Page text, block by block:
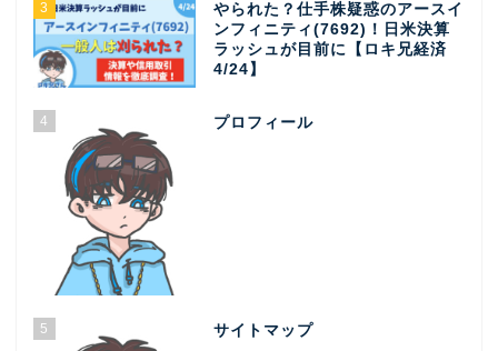
3
やられた？仕手株疑惑のアースイ
ンフィニティ(7692)！日米決算
ラッシュが目前に【ロキ兄経済
4/24】
4 プロフィール
5 サイトマップ